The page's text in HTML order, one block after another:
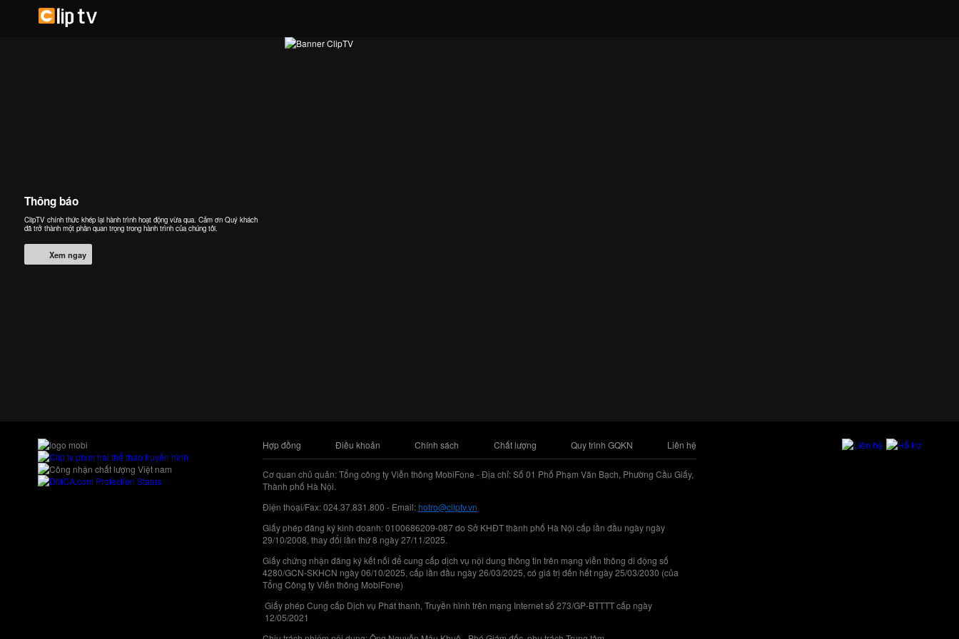
Thông báo
ClipTV chính thức khép lại hành trình hoạt động vừa qua. Cảm ơn Quý khách
đã trở thành một phần quan trọng trong hành trình của chúng tôi.
Xem ngay
Hợp đồng Điều khoản Chính sách Chất lượng Quy trình GQKN Liên hệ
Cơ quan chủ quản: Tổng công ty Viễn thông MobiFone - Địa chỉ: Số 01 Phố Phạm Văn Bạch, Phường Cầu Giấy,
Thành phố Hà Nội.
Điện thoại/Fax: 024.37.831.800 - Email:hotro@cliptv.vn
Giấy phép đăng ký kinh doanh: 0100686209-087 do Sở KHĐT thành phố Hà Nội cấp lần đầu ngày ngày
29/10/2008, thay đổi lần thứ 8 ngày 27/11/2025.
Giấy chứng nhận đăng ký kết nối để cung cấp dịch vụ nội dung thông tin trên mạng viễn thông di động số
4280/GCN-SKHCN ngày 06/10/2025, cấp lần đầu ngày 26/03/2025, có giá trị đến hết ngày 25/03/2030 (của
Tổng Công ty Viễn thông MobiFone)
Giấy phép Cung cấp Dịch vụ Phát thanh, Truyền hình trên mạng Internet số 273/GP-BTTTT cấp ngày
12/05/2021